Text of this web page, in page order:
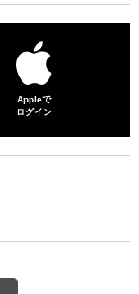
Appleで
ログイン